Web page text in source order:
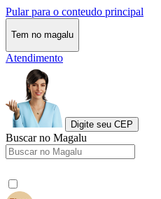
Pular para o conteudo principal
Tem no magalu
Atendimento
Digite seu CEP
Buscar no Magalu